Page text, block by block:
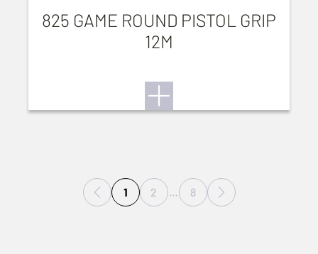
825 GAME ROUND PISTOL GRIP
12M
1 2 … 8